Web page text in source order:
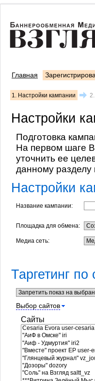
Главная
1. Настройки кампании
Настройки
Подготовка
На первом шаге
уточнить ее
данному разделу
Настройки
Название кампании:
Площадка для обмена:
Медиа сеть:
Таргетинг по
Выбор сайтов
Сайты